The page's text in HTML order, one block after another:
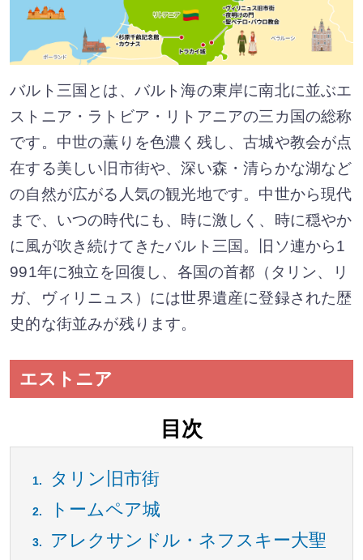
バルト三国とは、バルト海の東岸に南北に並ぶエ
ストニア・ラトビア・リトアニアの三カ国の総称
です。中世の薫りを色濃く残し、古城や教会が点
在する美しい旧市街や、深い森・清らかな湖など
の自然が広がる人気の観光地です。中世から現代
まで、いつの時代にも、時に激しく、時に穏やか
に風が吹き続けてきたバルト三国。旧ソ連から1
991年に独立を回復し、各国の首都（タリン、リ
ガ、ヴィリニュス）には世界遺産に登録された歴
史的な街並みが残ります。
エストニア
目次
タリン旧市街
トームペア城
アレクサンドル・ネフスキー大聖